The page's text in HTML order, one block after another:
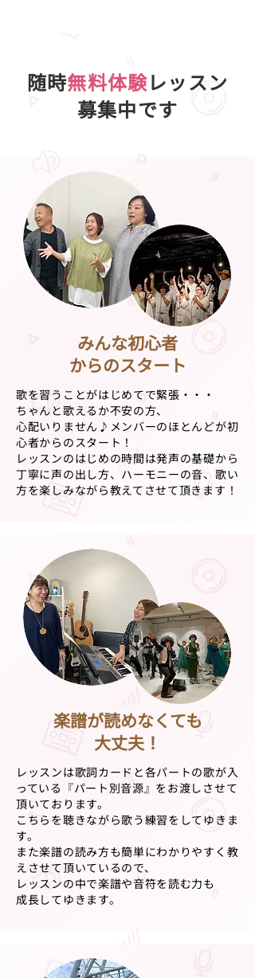
随時無料体験レッスン
募集中です
みんな初心者
からのスタート
歌を習うことがはじめてで緊張・・・
ちゃんと歌えるか不安の方、
心配いりません♪メンバーのほとんどが初
心者からのスタート！
レッスンのはじめの時間は発声の基礎から
丁寧に声の出し方、ハーモニーの音、歌い
方を楽しみながら教えてさせて頂きます！
楽譜が読めなくても
大丈夫！
レッスンは歌詞カードと各パートの歌が入
っている『パート別音源』をお渡しさせて
頂いております。
こちらを聴きながら歌う練習をしてゆきま
す。
また楽譜の読み方も簡単にわかりやすく教
えさせて頂いているので、
レッスンの中で楽譜や音符を読む力も
成長してゆきます。